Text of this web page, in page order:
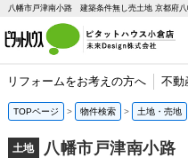
リフォームをお考えの方へ 不動
TOPページ 物件検索 土地・売地
土地 八幡市戸津南小